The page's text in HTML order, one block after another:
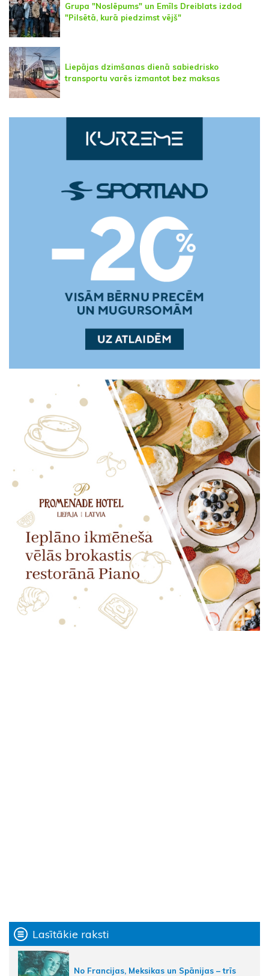
Grupa "Noslēpums" un Emīls Dreiblats izdod
"Pilsētā, kurā piedzimst vējš"
Liepājas dzimšanas dienā sabiedrisko
transportu varēs izmantot bez maksas
Lasītākie raksti
No Francijas, Meksikas un Spānijas – trīs